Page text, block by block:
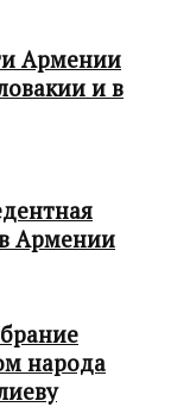
Армении
и в
Армении
народа